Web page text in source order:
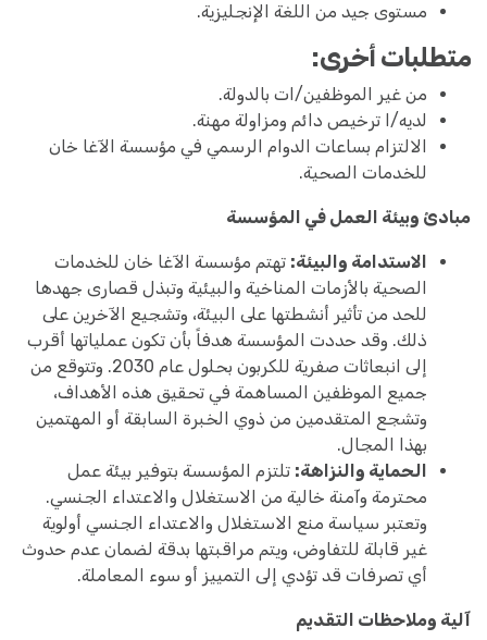
مستوى جيد من اللغة الإنجليزية.
متطلبات أخرى:
من غير الموظفين/ات بالدولة.
لديه/ا ترخيص دائم ومزاولة مهنة.
الالتزام بساعات الدوام الرسمي في مؤسسة الآغا خان
للخدمات الصحية.
مبادئ وبيئة العمل في المؤسسة
الاستدامة والبيئة: تهتم مؤسسة الآغا خان للخدمات
الصحية بالأزمات المناخية والبيئية وتبذل قصارى جهدها
للحد من تأثير أنشطتها على البيئة، وتشجيع الآخرين على
ذلك. وقد حددت المؤسسة هدفاً بأن تكون عملياتها أقرب
إلى انبعاثات صفرية للكربون بحلول عام 2030. وتتوقع من
جميع الموظفين المساهمة في تحقيق هذه الأهداف،
وتشجع المتقدمين من ذوي الخبرة السابقة أو المهتمين
بهذا المجال.
الحماية والنزاهة: تلتزم المؤسسة بتوفير بيئة عمل
محترمة وآمنة خالية من الاستغلال والاعتداء الجنسي.
وتعتبر سياسة منع الاستغلال والاعتداء الجنسي أولوية
غير قابلة للتفاوض، ويتم مراقبتها بدقة لضمان عدم حدوث
أي تصرفات قد تؤدي إلى التمييز أو سوء المعاملة.
آلية وملاحظات التقديم